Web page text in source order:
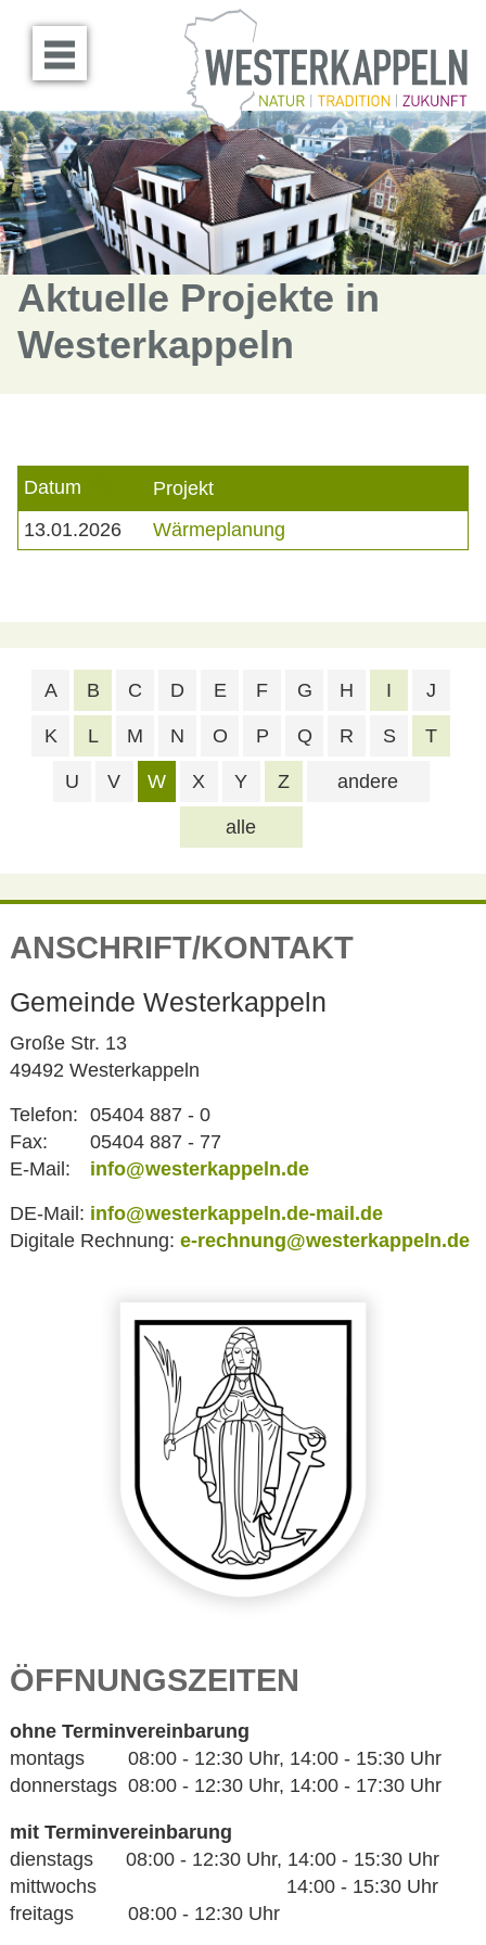
Menü öffnen
Aktuelle Projekte in
Westerkappeln
Datum
Projekt
13.01.2026
Wärmeplanung
alle
A B C D E F G H I J
K L M N O P Q R S T
U V W X Y Z andere
ANSCHRIFT/KONTAKT
Gemeinde Westerkappeln
Große Str. 13
49492 Westerkappeln
Telefon: 05404 887 - 0
Fax:
05404 887 - 77
E-Mail:
info@westerkappeln.de
DE-Mail: info@westerkappeln.de-mail.de
Digitale Rechnung: e-rechnung@westerkappeln.de
ÖFFNUNGSZEITEN
ohne Terminvereinbarung
montags 08:00 - 12:30 Uhr, 14:00 - 15:30 Uhr
donnerstags 08:00 - 12:30 Uhr, 14:00 - 17:30 Uhr
mit Terminvereinbarung
dienstags 08:00 - 12:30 Uhr, 14:00 - 15:30 Uhr
mittwochs 14:00 - 15:30 Uhr
freitags 08:00 - 12:30 Uhr